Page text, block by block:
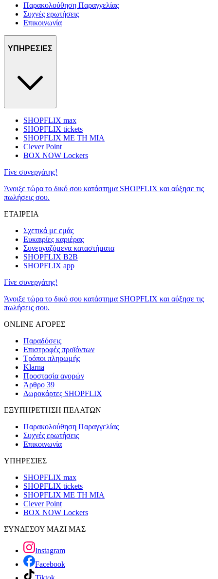
Παρακολούθηση Παραγγελίας
Συχνές ερωτήσεις
Επικοινωνία
ΥΠΗΡΕΣΙΕΣ
SHOPFLIX max
SHOPFLIX tickets
SHOPFLIX ΜΕ ΤΗ ΜΙΑ
Clever Point
BOX NOW Lockers
Γίνε συνεργάτης!
Άνοιξε τώρα το δικό σου κατάστημα SHOPFLIX και αύξησε τις
πωλήσεις σου.
ΕΤΑΙΡΕΙΑ
Σχετικά με εμάς
Ευκαιρίες καριέρας
Συνεργαζόμενα καταστήματα
SHOPFLIX B2B
SHOPFLIX app
Γίνε συνεργάτης!
Άνοιξε τώρα το δικό σου κατάστημα SHOPFLIX και αύξησε τις
πωλήσεις σου.
ONLINE ΑΓΟΡΕΣ
Παραδόσεις
Επιστροφές προϊόντων
Τρόποι πληρωμής
Klarna
Προστασία αγορών
Άρθρο 39
Δωροκάρτες SHOPFLIX
ΕΞΥΠΗΡΕΤΗΣΗ ΠΕΛΑΤΩΝ
Παρακολούθηση Παραγγελίας
Συχνές ερωτήσεις
Επικοινωνία
ΥΠΗΡΕΣΙΕΣ
SHOPFLIX max
SHOPFLIX tickets
SHOPFLIX ΜΕ ΤΗ ΜΙΑ
Clever Point
BOX NOW Lockers
ΣΥΝΔΕΣΟΥ ΜΑΖΙ ΜΑΣ
Instagram
Facebook